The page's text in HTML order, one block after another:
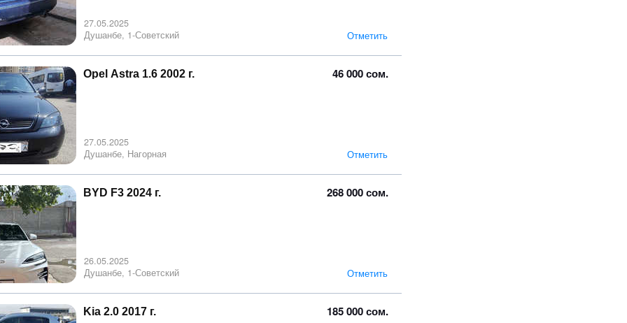
27.05.2025
Душанбе, 1-Советский
Отметить
46 000 сом.
Opel Astra 1.6 2002 г.
27.05.2025
Душанбе, Нагорная
Отметить
268 000 сом.
BYD F3 2024 г.
26.05.2025
Душанбе, 1-Советский
Отметить
185 000 сом.
Kia 2.0 2017 г.